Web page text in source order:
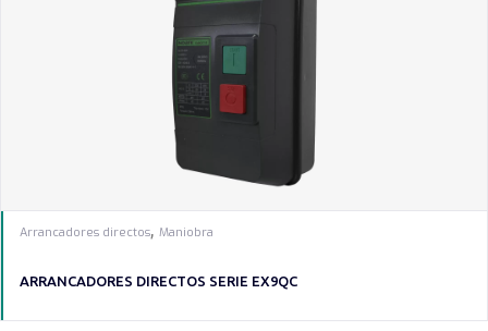
Arrancadores directos, Maniobra
ARRANCADORES DIRECTOS SERIE EX9QC